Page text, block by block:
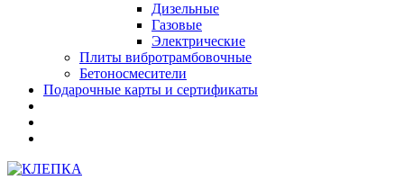
Дизельные
Газовые
Электрические
Плиты вибротрамбовочные
Бетоносмесители
Подарочные карты и сертификаты